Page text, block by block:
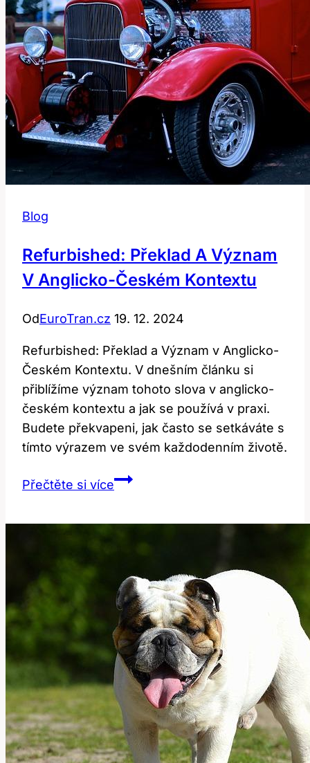
Blog
Refurbished: Překlad A Význam
V Anglicko-Českém Kontextu
OdEuroTran.cz 19. 12. 2024
Refurbished: Překlad a Význam v Anglicko-
Českém Kontextu. V dnešním článku si
přiblížíme význam tohoto slova v anglicko-
českém kontextu a jak se používá v praxi.
Budete překvapeni, jak často se setkáváte s
tímto výrazem ve svém každodenním životě.
Přečtěte si víceRefurbished:
Anglicko-
Českém
Kontextu